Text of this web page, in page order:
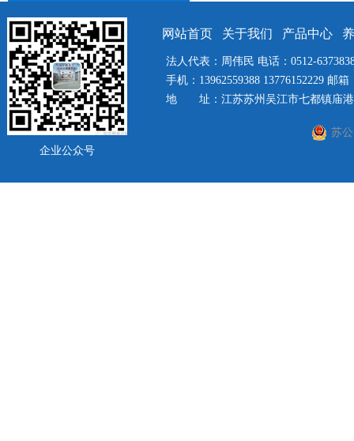
网站首页 关于我们 产品中心
法人代表：周伟民 电话：0512-
手机：13962559388 13776152229 邮
地 址：江苏苏州吴江市七都镇庙港
苏
企业公众号